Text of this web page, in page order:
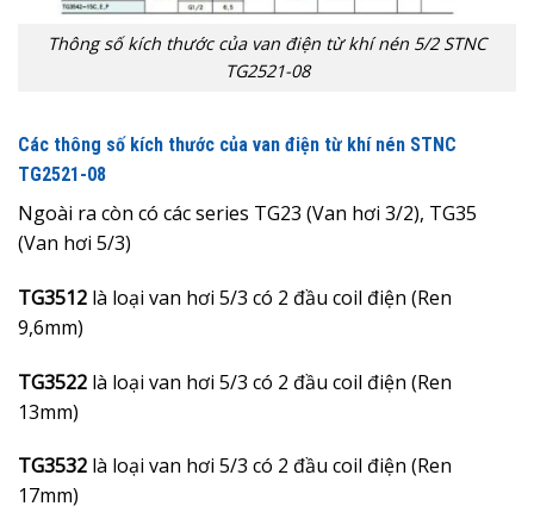
Thông số kích thước của van điện từ khí nén 5/2 STNC
TG2521-08
Các thông số kích thước của van điện từ khí nén STNC
TG2521-08
Ngoài ra còn có các series TG23 (Van hơi 3/2), TG35
(Van hơi 5/3)
TG3512 là loại van hơi 5/3 có 2 đầu coil điện (Ren
9,6mm)
TG3522 là loại van hơi 5/3 có 2 đầu coil điện (Ren
13mm)
TG3532 là loại van hơi 5/3 có 2 đầu coil điện (Ren
17mm)